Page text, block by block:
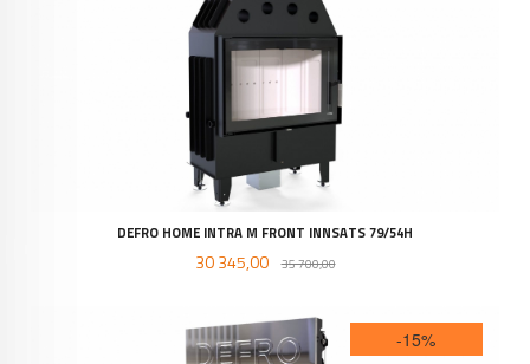
DEFRO HOME INTRA M FRONT INNSATS 79/54H
Tilbud
30 345,00 35 700,00Rabatt
-15%